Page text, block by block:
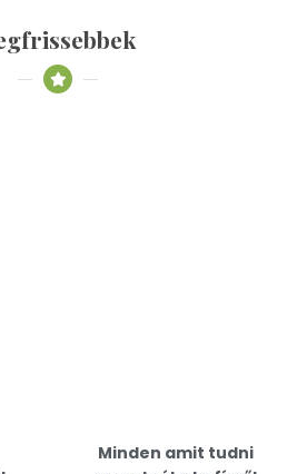
Minden amit tudni